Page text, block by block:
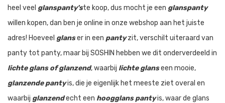
heel veel glanspanty'ste koop, dus mocht je een glanspanty
willen kopen, dan ben je online in onze webshop aan het juiste
adres! Hoeveel glanser in een pantyzit, verschilt uiteraard van
panty tot panty, maar bij SOSHIN hebben we dit onderverdeeld in
lichte glans of glanzend, waarbij lichte glanseen mooie,
glanzende pantyis, die je eigenlijk het meeste ziet overal en
waarbij glanzendecht een hoogglans pantyis, waar de glans